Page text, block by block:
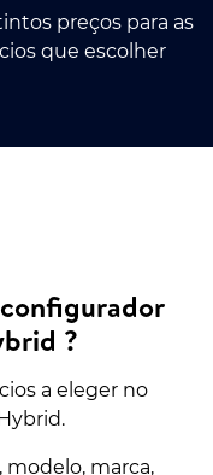
preços para as
que escolher
?
a eleger no
modelo, marca,